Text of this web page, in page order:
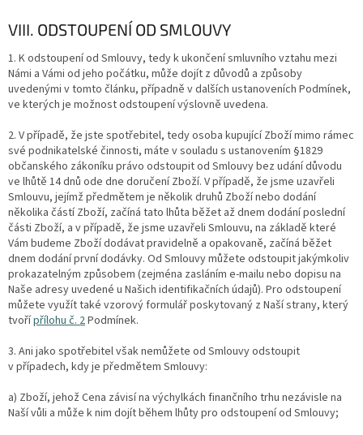
VIII. ODSTOUPENÍ OD SMLOUVY
1. K odstoupení od Smlouvy, tedy k ukončení smluvního vztahu mezi
Námi a Vámi od jeho počátku, může dojít z důvodů a způsoby
uvedenými v tomto článku, případně v dalších ustanoveních Podmínek,
ve kterých je možnost odstoupení výslovně uvedena.
2. V případě, že jste spotřebitel, tedy osoba kupující Zboží mimo rámec
své podnikatelské činnosti, máte v souladu s ustanovením §1829
občanského zákoníku právo odstoupit od Smlouvy bez udání důvodu
ve lhůtě 14 dnů ode dne doručení Zboží. V případě, že jsme uzavřeli
Smlouvu, jejímž předmětem je několik druhů Zboží nebo dodání
několika částí Zboží, začíná tato lhůta běžet až dnem dodání poslední
části Zboží, a v případě, že jsme uzavřeli Smlouvu, na základě které
Vám budeme Zboží dodávat pravidelně a opakovaně, začíná běžet
dnem dodání první dodávky. Od Smlouvy můžete odstoupit jakýmkoliv
prokazatelným způsobem (zejména zasláním e-mailu nebo dopisu na
Naše adresy uvedené u Našich identifikačních údajů). Pro odstoupení
můžete využít také vzorový formulář poskytovaný z Naší strany, který
tvořípřílohu č. 2Podmínek.
3. Ani jako spotřebitel však nemůžete od Smlouvy odstoupit
v případech, kdy je předmětem Smlouvy:
a) Zboží, jehož Cena závisí na výchylkách finančního trhu nezávisle na
Naší vůli a může k nim dojít během lhůty pro odstoupení od Smlouvy;